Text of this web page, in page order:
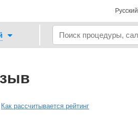
Русский
Как рассчитывается рейтинг